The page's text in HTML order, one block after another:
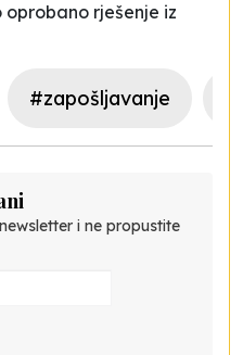
rješenje iz
#zapošljavanje
i ne propustite